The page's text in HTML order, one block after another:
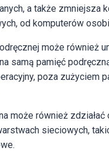
a także zmniejsza
od komputerów
może również
samą pamięć
poza zużyciem
może również
sieciowych,